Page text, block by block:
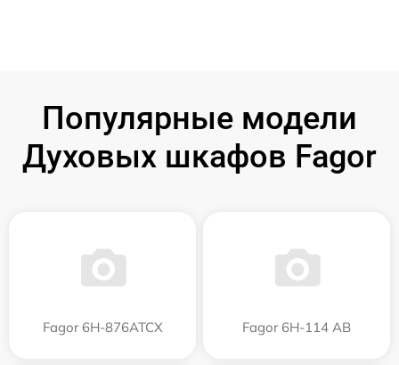
Популярные модели
Духовых шкафов Fagor
Fagor 6H-876ATCX Fagor 6H-114 AB